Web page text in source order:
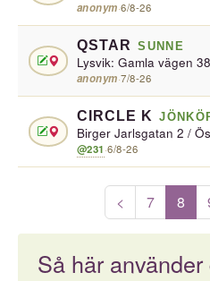
anonym·6/8-26
QSTAR SUNNE
Lysvik: Gamla vägen 38
anonym·7/8-26
CIRCLE K
Birger Jarlsgatan 2 /
@231·6/8-26
< 7 8
Så här